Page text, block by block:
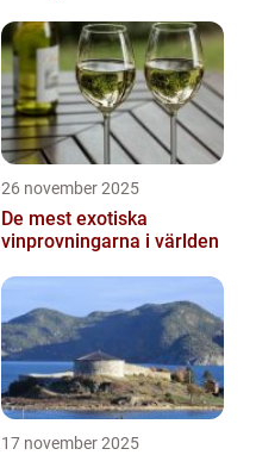
26 november 2025
De mest exotiska
vinprovningarna i världen
17 november 2025